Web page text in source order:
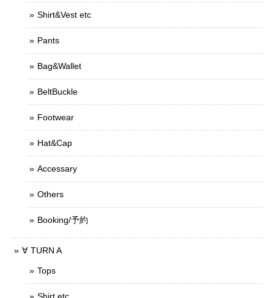
Shirt&Vest etc
Pants
Bag&Wallet
BeltBuckle
Footwear
Hat&Cap
Accessary
Others
Booking/予約
∀ TURN A
Tops